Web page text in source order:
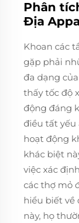
Phân
Địa
Khoan các
gặp phải
đa dạng
thấy tốc độ
động đáng
điều tất yếu
hoạt động
khác biệt
việc xác
các thợ mỏ
hiểu biết về
này, họ